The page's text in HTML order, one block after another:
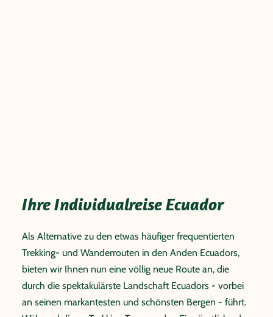
Ihre Individualreise Ecuador
Als Alternative zu den etwas häufiger frequentierten
Trekking- und Wanderrouten in den Anden Ecuadors,
bieten wir Ihnen nun eine völlig neue Route an, die
durch die spektakulärste Landschaft Ecuadors - vorbei
an seinen markantesten und schönsten Bergen - führt.